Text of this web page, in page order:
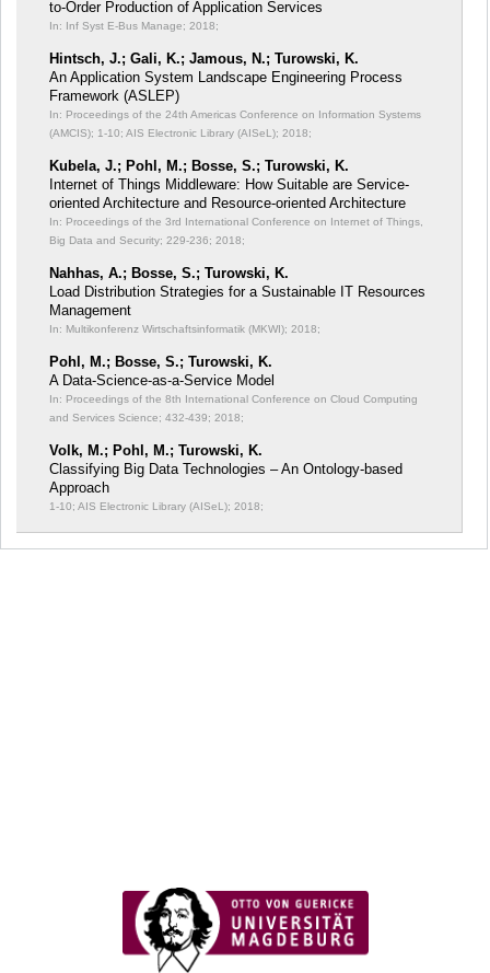
to-Order Production of Application Services
In: Inf Syst E-Bus Manage; 2018;
Hintsch, J.; Gali, K.; Jamous, N.; Turowski, K.
An Application System Landscape Engineering Process
Framework (ASLEP)
In: Proceedings of the 24th Americas Conference on Information Systems
(AMCIS); 1-10; AIS Electronic Library (AISeL); 2018;
Kubela, J.; Pohl, M.; Bosse, S.; Turowski, K.
Internet of Things Middleware: How Suitable are Service-
oriented Architecture and Resource-oriented Architecture
In: Proceedings of the 3rd International Conference on Internet of Things,
Big Data and Security; 229-236; 2018;
Nahhas, A.; Bosse, S.; Turowski, K.
Load Distribution Strategies for a Sustainable IT Resources
Management
In: Multikonferenz Wirtschaftsinformatik (MKWI); 2018;
Pohl, M.; Bosse, S.; Turowski, K.
A Data-Science-as-a-Service Model
In: Proceedings of the 8th International Conference on Cloud Computing
and Services Science; 432-439; 2018;
Volk, M.; Pohl, M.; Turowski, K.
Classifying Big Data Technologies – An Ontology-based
Approach
1-10; AIS Electronic Library (AISeL); 2018;